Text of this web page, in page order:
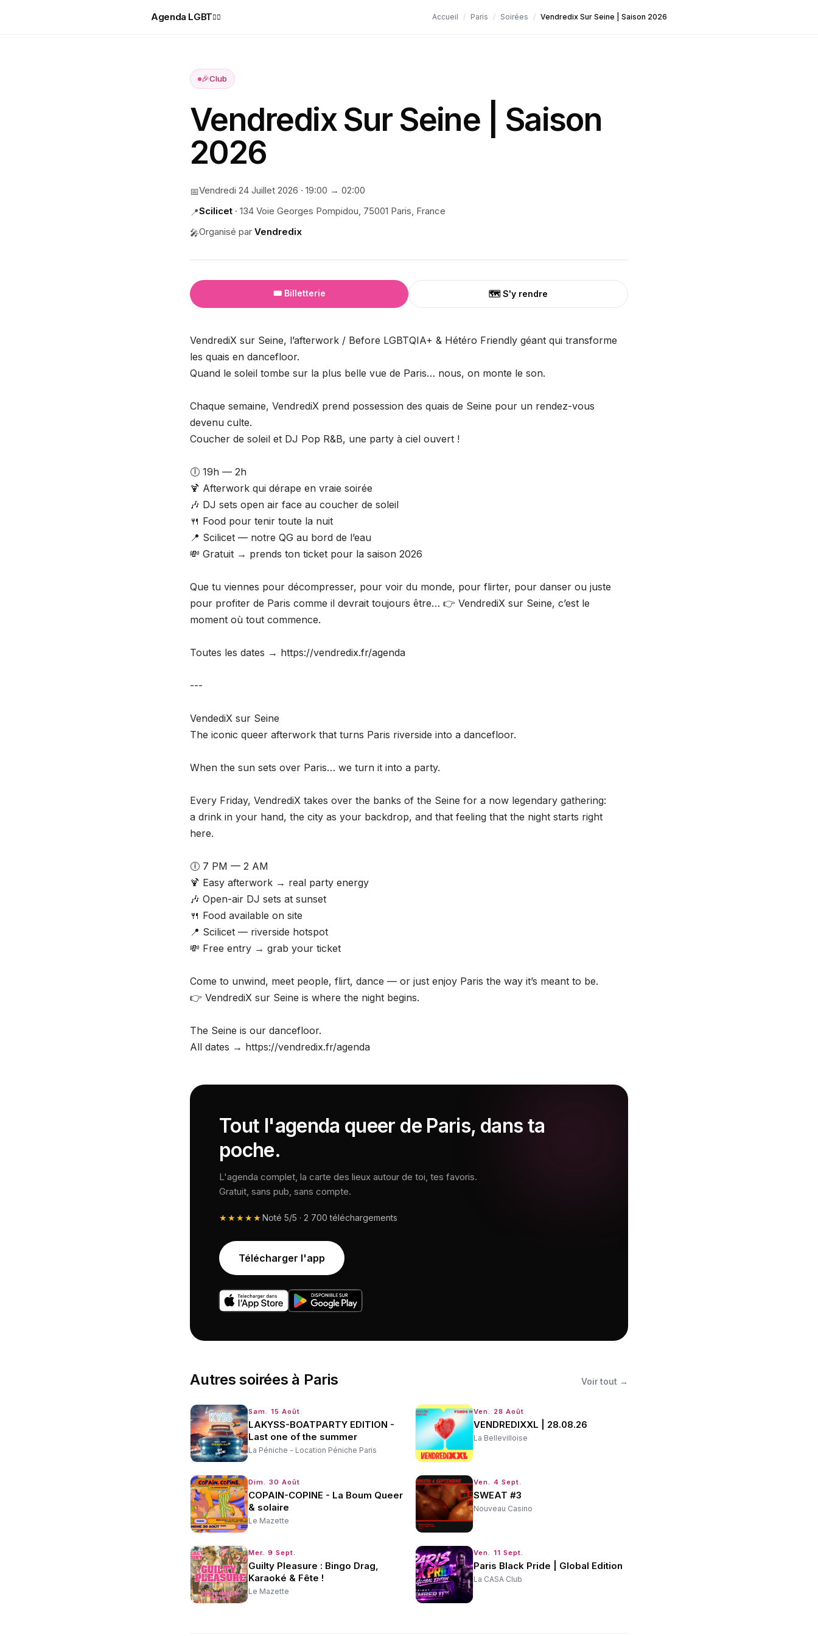
Agenda LGBT🏳️‍🌈 Accueil / Paris / Soirées / Vendredix Sur Seine | Saison 2026
🎉Club
Vendredix Sur Seine | Saison
2026
📅Vendredi 24 Juillet 2026 · 19:00 → 02:00
📍Scilicet · 134 Voie Georges Pompidou, 75001 Paris, France
🎤Organisé par Vendredix
🎟️ Billetterie 🗺️ S'y rendre
VendrediX sur Seine, l’afterwork / Before LGBTQIA+ & Hétéro Friendly géant qui transforme
les quais en dancefloor.
Quand le soleil tombe sur la plus belle vue de Paris… nous, on monte le son.
Chaque semaine, VendrediX prend possession des quais de Seine pour un rendez-vous
devenu culte.
Coucher de soleil et DJ Pop R&B, une party à ciel ouvert !
🕕 19h — 2h
🍹 Afterwork qui dérape en vraie soirée
🎶 DJ sets open air face au coucher de soleil
🍴 Food pour tenir toute la nuit
📍 Scilicet — notre QG au bord de l’eau
💸 Gratuit → prends ton ticket pour la saison 2026
Que tu viennes pour décompresser, pour voir du monde, pour flirter, pour danser ou juste
pour profiter de Paris comme il devrait toujours être… 👉 VendrediX sur Seine, c’est le
moment où tout commence.
Toutes les dates → https://vendredix.fr/agenda
---
VendediX sur Seine
The iconic queer afterwork that turns Paris riverside into a dancefloor.
When the sun sets over Paris… we turn it into a party.
Every Friday, VendrediX takes over the banks of the Seine for a now legendary gathering:
a drink in your hand, the city as your backdrop, and that feeling that the night starts right
here.
🕕 7 PM — 2 AM
🍹 Easy afterwork → real party energy
🎶 Open-air DJ sets at sunset
🍴 Food available on site
📍 Scilicet — riverside hotspot
💸 Free entry → grab your ticket
Come to unwind, meet people, flirt, dance — or just enjoy Paris the way it’s meant to be.
👉 VendrediX sur Seine is where the night begins.
The Seine is our dancefloor.
All dates → https://vendredix.fr/agenda
Tout l'agenda queer de Paris, dans ta
poche.
L'agenda complet, la carte des lieux autour de toi, tes favoris.
Gratuit, sans pub, sans compte.
★★★★★Noté 5/5 · 2 700 téléchargements
Télécharger l'app
Autressoirées à Paris Voir tout →
Sam. 15 Août
LAKYSS-BOATPARTY EDITION -
Last one of the summer
La Péniche - Location Péniche Paris
Ven. 28 Août
VENDREDIXXL | 28.08.26
La Bellevilloise
Dim. 30 Août
COPAIN-COPINE - La Boum Queer
& solaire
Le Mazette
Ven. 4 Sept.
SWEAT #3
Nouveau Casino
Mer. 9 Sept.
Guilty Pleasure : Bingo Drag,
Karaoké & Fête !
Le Mazette
Ven. 11 Sept.
Paris Black Pride | Global Edition
La CASA Club